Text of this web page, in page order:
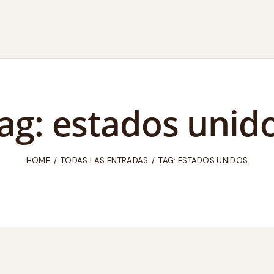
estados
HOME TODAS LAS ENTRADAS TAG: ESTADOS UNIDOS